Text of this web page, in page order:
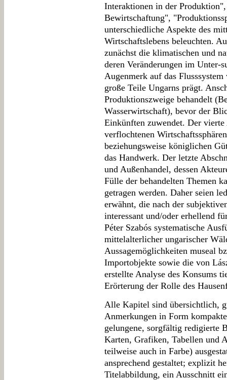
Interaktionen in der
Bewirtschaftung",
unterschiedliche Aspekte des
Wirtschaftslebens beleuchten.
zunächst die klimatischen und
deren Veränderungen im Unter-
Augenmerk auf das
große Teile Ungarns prägt.
Produktionszweige behandelt
Wasserwirtschaft), bevor der
Einkünften zuwendet. Der
verflochtenen
beziehungsweise königlichen
das Handwerk. Der letzte
und Außenhandel, dessen
Fülle der behandelten Themen
getragen werden. Daher seien
erwähnt, die nach der
interessant und/oder erhellend
Péter Szabós systematische
mittelalterlicher ungarischer
Aussagemöglichkeiten museal
Importobjekte sowie die von
erstellte Analyse des Konsums
Erörterung der Rolle des
Alle Kapitel sind übersichtlich,
Anmerkungen in Form
gelungene, sorgfältig redigierte
Karten, Grafiken, Tabellen und
teilweise auch in Farbe)
ansprechend gestaltet; explizit
Titelabbildung, ein Ausschnitt